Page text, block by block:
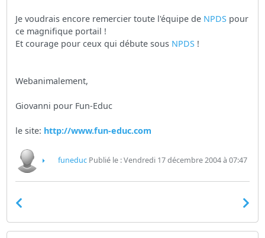
Je voudrais encore remercier toute l'équipe de NPDS pour
ce magnifique portail !
Et courage pour ceux qui débute sous NPDS !
Webanimalement,
Giovanni pour Fun-Educ
le site: http://www.fun-educ.com
funeducPublié le : Vendredi 17 décembre 2004 à 07:47